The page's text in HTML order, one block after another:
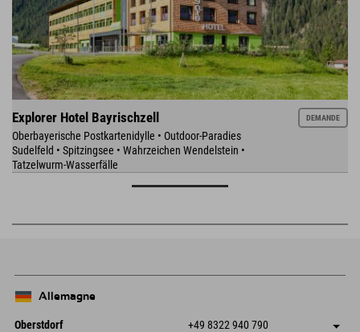
Explorer Hotel Bayrischzell
Oberbayerische Postkartenidylle • Outdoor-Paradies
Sudelfeld • Spitzingsee • Wahrzeichen Wendelstein •
Tatzelwurm-Wasserfälle
DEMANDE
Allemagne
Oberstdorf +49 8322 940 790